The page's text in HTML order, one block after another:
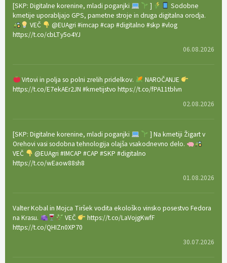
[SKP: Digitalne korenine, mladi poganjki ]
Sodobne
kmetije uporabljajo GPS, pametne stroje in druga digitalna orodja.
VEČ
@EUAgri #imcap #cap #digitalno #skp #vlog
https://t.co/cbLTy5o4YJ
06.08.2026
Vrtovi in polja so polni zrelih pridelkov.
NAROČANJE
https://t.co/E7ekAEr2JN #kmetijstvo https://t.co/fPA11tblvn
02.08.2026
[SKP: Digitalne korenine, mladi poganjki
] Na kmetiji Žigart v
Orehovi vasi sodobna tehnologija olajša vsakodnevno delo.
VEČ
@EUAgri #IMCAP #CAP #SKP #digitalno
https://t.co/wEaow88sh8
01.08.2026
Valter Kobal in Mojca Tiršek vodita ekološko vinsko posestvo Fedora
na Krasu.
VEČ
https://t.co/LaVojgKwfF
https://t.co/QHIZn0XP70
30.07.2026